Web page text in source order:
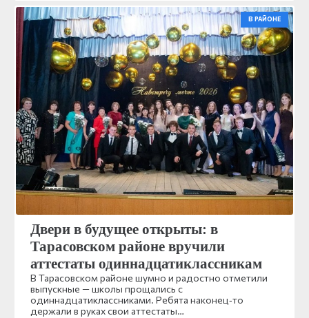
В РАЙОНЕ
Двери в будущее открыты: в
Тарасовском районе вручили
аттестаты одиннадцатиклассникам
В Тарасовском районе шумно и радостно отметили
выпускные — школы прощались с
одиннадцатиклассниками. Ребята наконец‑то
держали в руках свои аттестаты…